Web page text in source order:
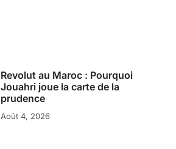
Revolut au Maroc : Pourquoi
Jouahri joue la carte de la
prudence
Août 4, 2026